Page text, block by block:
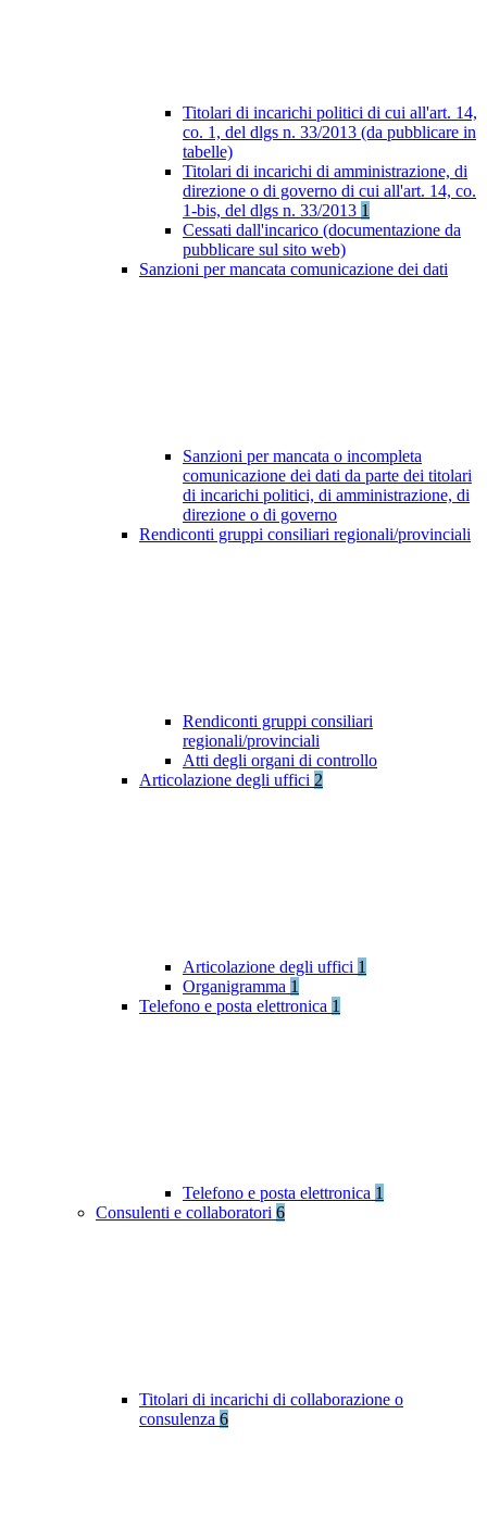
Titolari di incarichi politici di cui all'art. 14,
co. 1, del dlgs n. 33/2013 (da pubblicare in
tabelle)
Titolari di incarichi di amministrazione, di
direzione o di governo di cui all'art. 14, co.
1-bis, del dlgs n. 33/2013 1
Cessati dall'incarico (documentazione da
pubblicare sul sito web)
Sanzioni per mancata comunicazione dei dati
Sanzioni per mancata o incompleta
comunicazione dei dati da parte dei titolari
di incarichi politici, di amministrazione, di
direzione o di governo
Rendiconti gruppi consiliari regionali/provinciali
Rendiconti gruppi consiliari
regionali/provinciali
Atti degli organi di controllo
Articolazione degli uffici 2
Articolazione degli uffici 1
Organigramma 1
Telefono e posta elettronica 1
Telefono e posta elettronica 1
Consulenti e collaboratori 6
Titolari di incarichi di collaborazione o
consulenza 6